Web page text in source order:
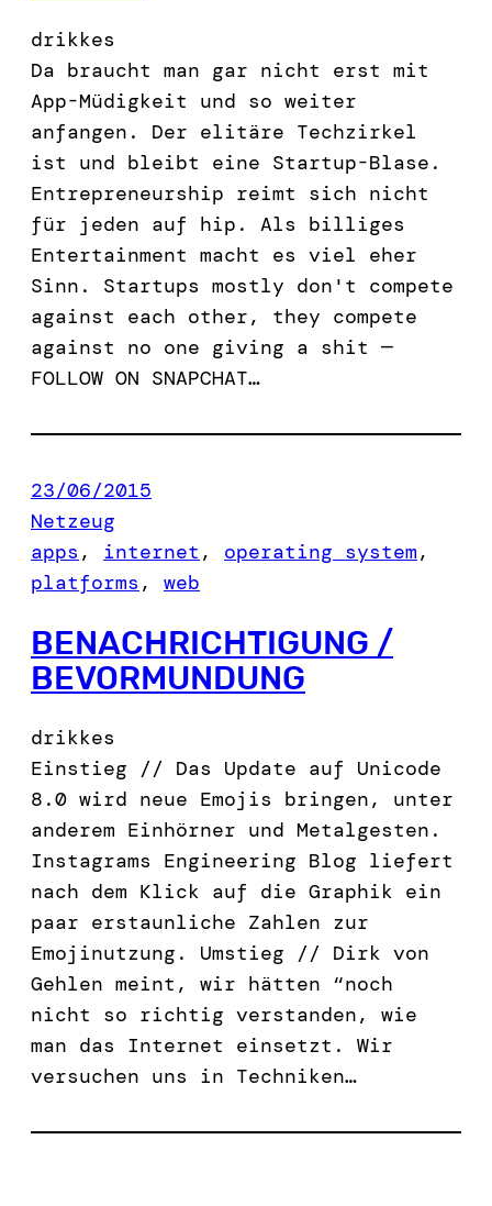
drikkes
Da braucht man gar nicht erst mit
App-Müdigkeit und so weiter
anfangen. Der elitäre Techzirkel
ist und bleibt eine Startup-Blase.
Entrepreneurship reimt sich nicht
für jeden auf hip. Als billiges
Entertainment macht es viel eher
Sinn. Startups mostly don't compete
against each other, they compete
against no one giving a shit —
FOLLOW ON SNAPCHAT…
23/06/2015
Netzeug
apps , internet , operating system
platforms , web
BENACHRICHTIGUNG /
BEVORMUNDUNG
drikkes
Einstieg // Das Update auf Unicode
8.0 wird neue Emojis bringen, unter
anderem Einhörner und Metalgesten.
Instagrams Engineering Blog liefert
nach dem Klick auf die Graphik ein
paar erstaunliche Zahlen zur
Emojinutzung. Umstieg // Dirk von
Gehlen meint, wir hätten “noch
nicht so richtig verstanden, wie
man das Internet einsetzt. Wir
versuchen uns in Techniken…